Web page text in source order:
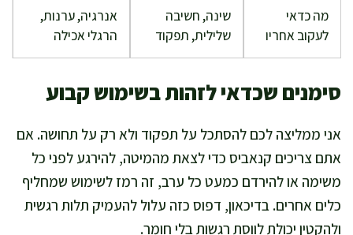
מה כדאי
לעקוב אחריו
שינה, חשיבה
שלילית, תפקוד
אנרגיה, ערנות,
הרגלי אכילה
סימנים שכדאי לזהות בשימוש קבוע
אני ממליצה לכם להסתכל על תפקוד ולא רק על תחושה. אם
אתם צריכים קנאביס כדי לצאת מהמיטה, להירגע לפני כל
משימה או להירדם כמעט כל ערב, זה רמז לשימוש שמחליף
כלים אחרים. בדיכאון, דפוס כזה עלול להעמיק תלות רגשית
ולהקטין יכולת לווסת רגשות בלי חומר.